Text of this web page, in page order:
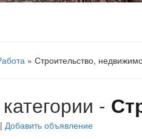
» Строительство,
-
| Добавить объявление